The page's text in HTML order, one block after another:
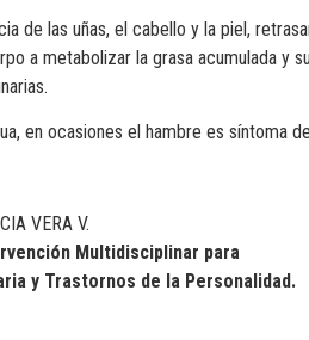
de las uñas, el cabello y la piel,
a metabolizar la grasa acumulada y
en ocasiones el hambre es síntoma
VERA V.
Multidisciplinar para
y Trastornos de la Personalidad.